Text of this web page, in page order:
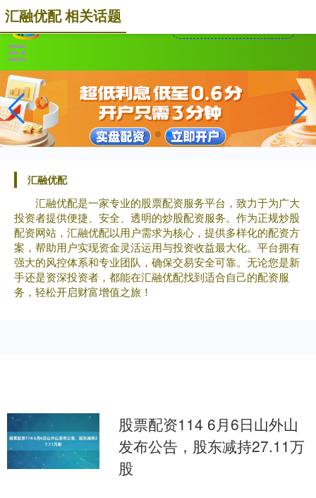
汇融优配
汇融优配是一家专业的股票配资服务平台，致力于为广大
投资者提供便捷、安全、透明的炒股配资服务。作为正规炒股
配资网站，汇融优配以用户需求为核心，提供多样化的配资方
案，帮助用户实现资金灵活运用与投资收益最大化。平台拥有
强大的风控体系和专业团队，确保交易安全可靠。无论您是新
手还是资深投资者，都能在汇融优配找到适合自己的配资服
务，轻松开启财富增值之旅！
汇融优配 相关话题
股票配资114 6月6日山外山
发布公告，股东减持27.11万
股